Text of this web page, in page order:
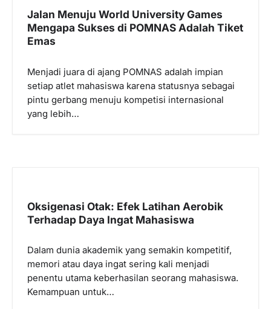
Jalan Menuju World University Games
Mengapa Sukses di POMNAS Adalah Tiket
Emas
Menjadi juara di ajang POMNAS adalah impian
setiap atlet mahasiswa karena statusnya sebagai
pintu gerbang menuju kompetisi internasional
yang lebih…
Oksigenasi Otak: Efek Latihan Aerobik
Terhadap Daya Ingat Mahasiswa
Dalam dunia akademik yang semakin kompetitif,
memori atau daya ingat sering kali menjadi
penentu utama keberhasilan seorang mahasiswa.
Kemampuan untuk…